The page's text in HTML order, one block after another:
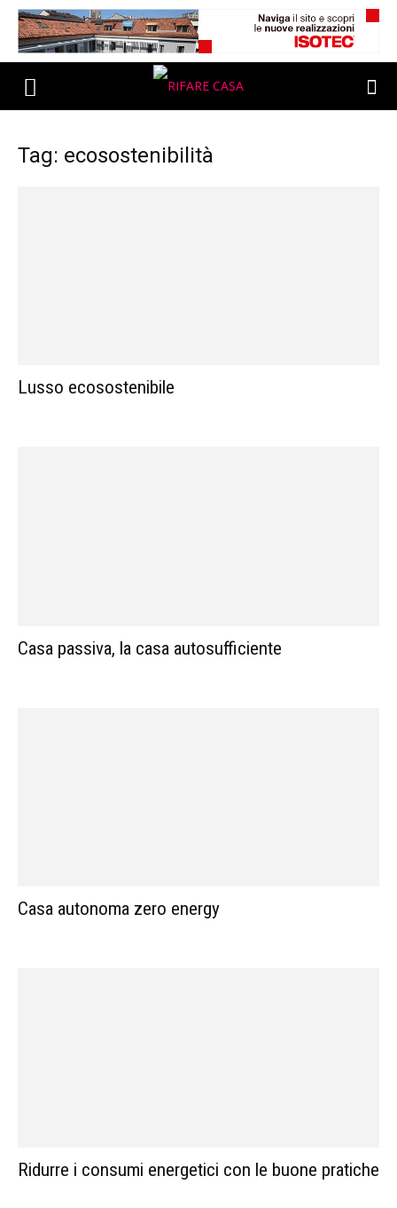
Tag: ecosostenibilità
Lusso ecosostenibile
Casa passiva, la casa autosufficiente
Casa autonoma zero energy
Ridurre i consumi energetici con le buone pratiche